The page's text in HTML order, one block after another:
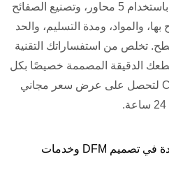
باستخدام الحاسوب، والتصنيع باستخدام 5 محاور، وتصنيع الصفائح
بها، والمواد، ومدة التسليم، والحد
تخلص من استفساراتك التقنية
الدقيقة المصممة خصيصًا بكل
سهولة. أرسل رسومات CAD لتحصل على عرض سعر مجاني